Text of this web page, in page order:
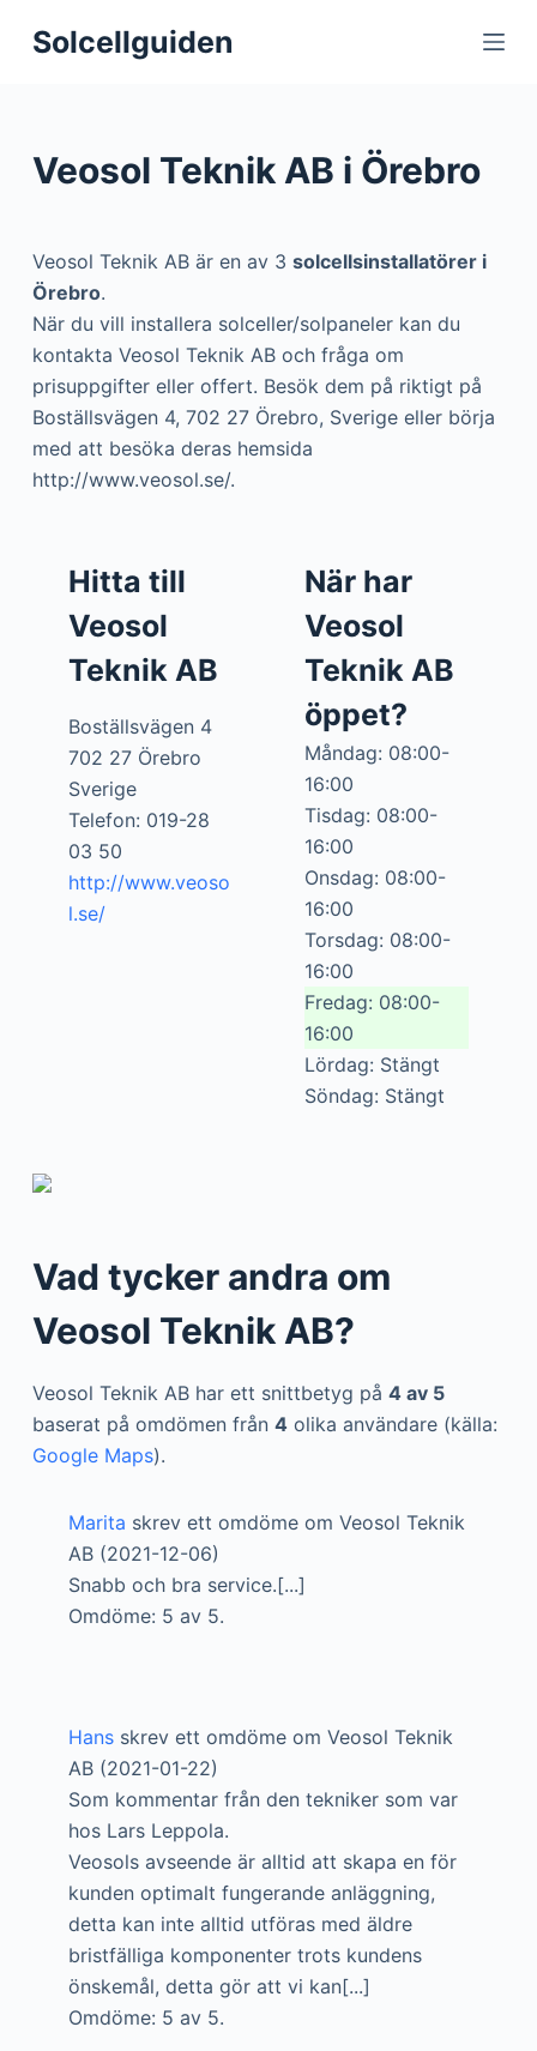
SSolcellguiden
Veosol Teknik AB i Örebro
Veosol Teknik AB är en av 3 solcellsinstallatörer i
Örebro.
När du vill installera solceller/solpaneler kan du
kontakta Veosol Teknik AB och fråga om
prisuppgifter eller offert. Besök dem på riktigt på
Boställsvägen 4, 702 27 Örebro, Sverige eller börja
med att besöka deras hemsida
http://www.veosol.se/.
Hitta till
Veosol
Teknik AB
Boställsvägen 4
702 27 Örebro
Sverige
Telefon: 019-28
03 50
http://www.veoso
l.se/
När har
Veosol
Teknik AB
öppet?
Måndag: 08:00-
16:00
Tisdag: 08:00-
16:00
Onsdag: 08:00-
16:00
Torsdag: 08:00-
16:00
Fredag: 08:00-
16:00
Lördag: Stängt
Söndag: Stängt
Vad tycker andra om
Veosol Teknik AB?
Veosol Teknik AB har ett snittbetyg på 4 av 5
baserat på omdömen från 4olika användare (källa:
Google Maps).
Marita skrev ett omdöme om Veosol Teknik
AB (2021-12-06)
Snabb och bra service.[...]
Omdöme: 5 av 5.
Hansskrev ett omdöme om Veosol Teknik
AB (2021-01-22)
Som kommentar från den tekniker som var
hos Lars Leppola.
Veosols avseende är alltid att skapa en för
kunden optimalt fungerande anläggning,
detta kan inte alltid utföras med äldre
bristfälliga komponenter trots kundens
önskemål, detta gör att vi kan[...]
Omdöme: 5 av 5.